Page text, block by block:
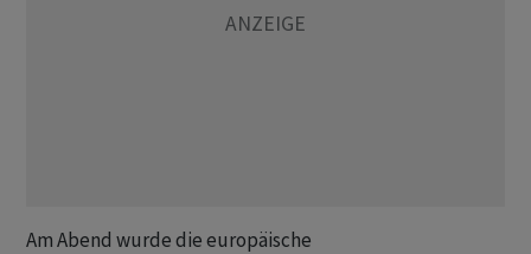
Am Abend wurde die europäische